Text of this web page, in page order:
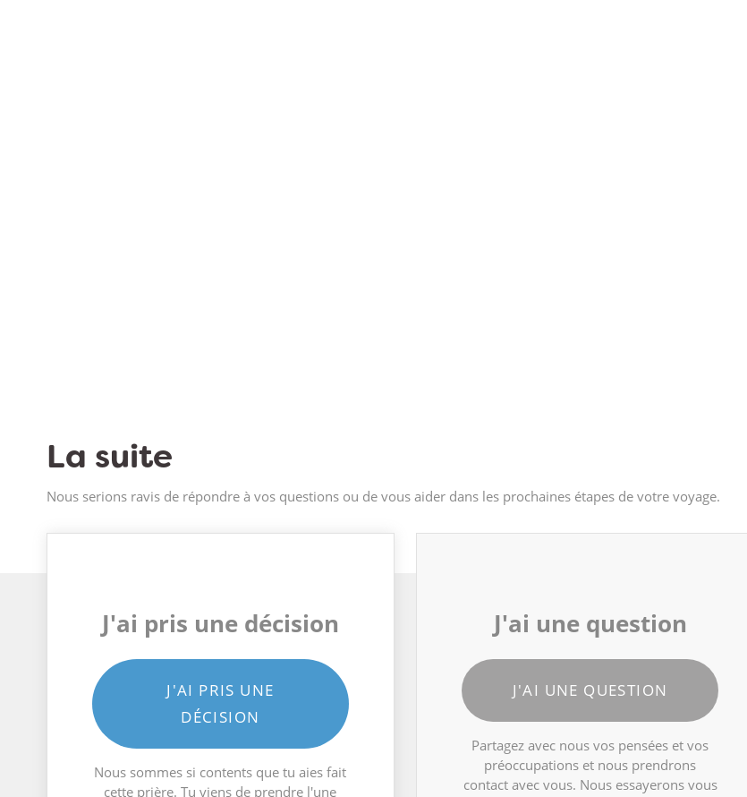
La suite
Nous serions ravis de répondre à vos questions ou de vous aider dans les prochaines étapes de votre voyage.
J'ai pris une décision
J'AI PRIS UNE
DÉCISION
Nous sommes si contents que tu aies fait
cette prière. Tu viens de prendre l'une
J'ai une question
J'AI UNE QUESTION
Partagez avec nous vos pensées et vos
préoccupations et nous prendrons
contact avec vous. Nous essayerons vous